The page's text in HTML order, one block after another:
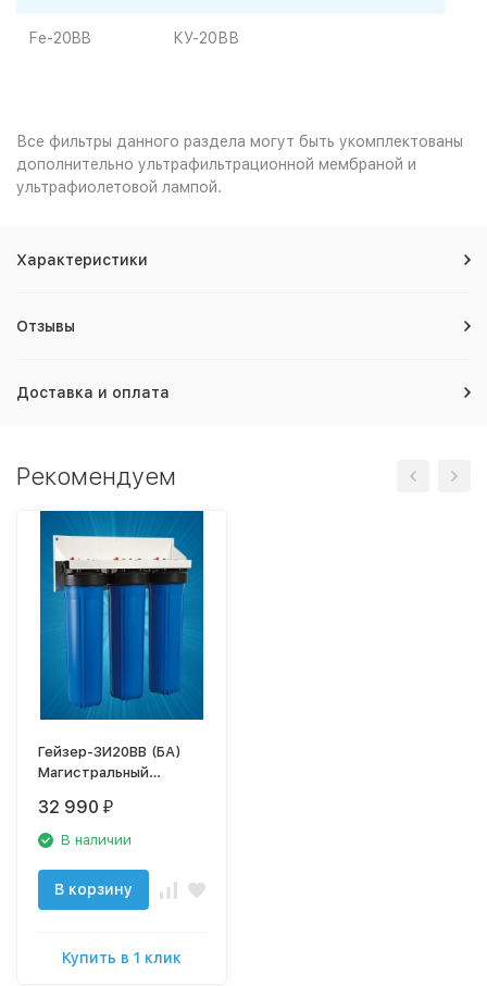
Fe-20BB КУ-20ВВ
Все фильтры данного раздела могут быть укомплектованы
дополнительно ультрафильтрационной мембраной и
ультрафиолетовой лампой.
Характеристики
Отзывы
Доставка и оплата
Рекомендуем
Гейзер-3И20BB (БА)
Магистральный
обезжелезиватель для
воды, 32061
32 990 ₽
В наличии
В корзину
Купить в 1 клик